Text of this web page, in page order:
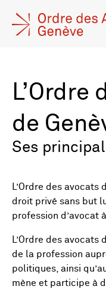
L’Ordre
de
Ses
L’Ordre des
droit privé sans but
profession d’avocat
L’Ordre des
de la profession
politiques, ainsi
mène et participe à